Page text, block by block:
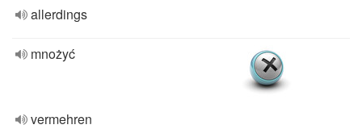
allerdings
mnożyć
vermehren